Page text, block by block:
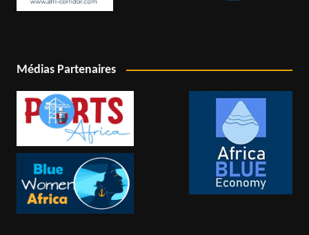
Médias Partenaires